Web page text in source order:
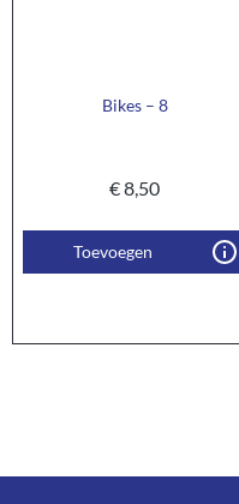
Bikes – 8
€8,50
Toevoegen